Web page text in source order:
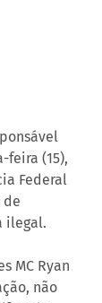
feira (15),
Federal
de
ilegal.
MC Ryan
não